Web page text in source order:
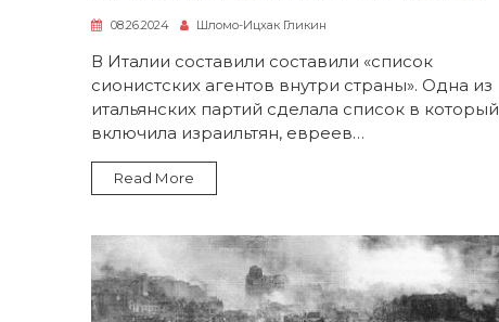
08.26.2024 Шломо-Ицхак Гликин
В Италии составили составили «список
сионистских агентов внутри страны». Одна из
итальянских партий сделала список в который
включила израильтян, евреев…
Read More